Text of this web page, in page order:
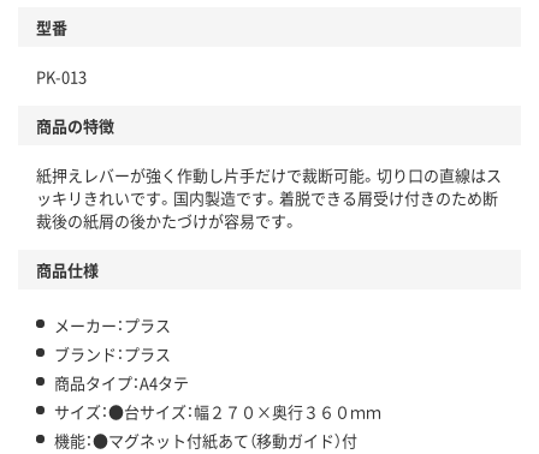
型番
PK-013
商品の特徴
紙押えレバーが強く作動し片手だけで裁断可能。切り口の直線はス
ッキリきれいです。国内製造です。着脱できる屑受け付きのため断
裁後の紙屑の後かたづけが容易です。
商品仕様
メーカー：プラス
ブランド：プラス
商品タイプ：A4タテ
サイズ：●台サイズ：幅２７０×奥行３６０ｍｍ
機能：●マグネット付紙あて（移動ガイド）付